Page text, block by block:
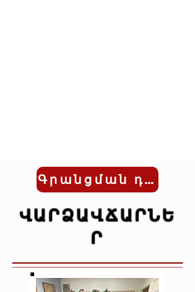
Գրանցման դիմումաձև
ՎԱՐՁԱՎՃԱՐՆԵ
Ր